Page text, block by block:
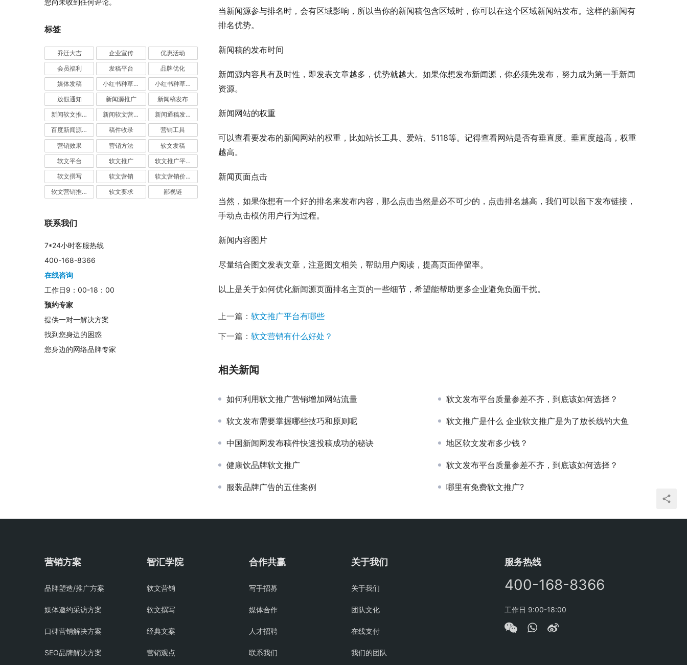
当新闻源参与排名时，会有区域影响，所以当你的新闻稿包含区域时，你可以在这个区域新闻站发布。这样的新闻有
排名优势。
新闻稿的发布时间
新闻源内容具有及时性，即发表文章越多，优势就越大。如果你想发布新闻源，你必须先发布，努力成为第一手新闻
资源。
新闻网站的权重
可以查看要发布的新闻网站的权重，比如站长工具、爱站、5118等。记得查看网站是否有垂直度。垂直度越高，权重
越高。
新闻页面点击
当然，如果你想有一个好的排名来发布内容，那么点击当然是必不可少的，点击排名越高，我们可以留下发布链接，
手动点击模仿用户行为过程。
新闻内容图片
尽量结合图文发表文章，注意图文相关，帮助用户阅读，提高页面停留率。
以上是关于如何优化新闻源页面排名主页的一些细节，希望能帮助更多企业避免负面干扰。
上一篇： 软文推广平台有哪些
下一篇： 软文营销有什么好处？
相关新闻
如何利用软文推广营销增加网站流量 软文发布平台质量参差不齐，到底该如何选择？
软文发布需要掌握哪些技巧和原则呢 软文推广是什么 企业软文推广是为了放长线钓大鱼
中国新闻网发布稿件快速投稿成功的秘诀 地区软文发布多少钱？
健康饮品牌软文推广 软文发布平台质量参差不齐，到底该如何选择？
服装品牌广告的五佳案例 哪里有免费软文推广?
标签
乔迁大吉 企业宣传 优惠活动
会员福利 发稿平台 品牌优化
媒体发稿 小红书种草推广 小红书种草营销
放假通知 新闻源推广 新闻稿发布
新闻软文推广发稿 新闻软文营销推广 新闻通稿发布推广
百度新闻源发布 稿件收录 营销工具
营销效果 营销方法 软文发稿
软文平台 软文推广 软文推广平台
软文撰写 软文营销 软文营销价值
软文营销推广 软文要求 鄙视链
联系我们
7*24小时客服热线
400-168-8366
在线咨询
工作日9：00-18：00
预约专家
提供一对一解决方案
找到您身边的困惑
您身边的网络品牌专家
营销方案
品牌塑造/推广方案
媒体邀约采访方案
口碑营销解决方案
SEO品牌解决方案
智汇学院
软文营销
软文撰写
经典文案
营销观点
合作共赢
写手招募
媒体合作
人才招聘
联系我们
关于我们
关于我们
团队文化
在线支付
我们的团队
服务热线
400-168-8366
工作日 9:00-18:00